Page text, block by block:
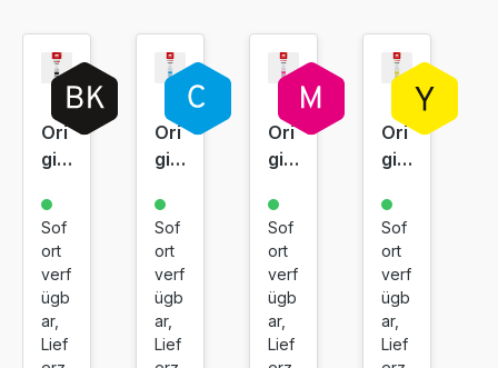
Ori
gin
Tin
ten
fla
sc
he
Ca
Sof
ort
verf
ügb
ar,
Lief
Ori
gin
Tin
ten
fla
sc
he
Ca
Sof
ort
verf
ügb
ar,
Lief
Ori
gin
Tin
ten
fla
sc
he
Ca
Sof
ort
verf
ügb
ar,
Lief
Ori
gin
Tin
ten
fla
sc
he
Ca
Sof
ort
verf
ügb
ar,
Lief